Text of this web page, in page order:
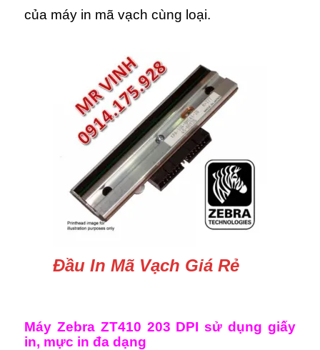
của máy in mã vạch cùng loại.
Đầu In Mã Vạch Giá Rẻ
Máy Zebra ZT410 203 DPI sử dụng giấy
in, mực in đa dạng